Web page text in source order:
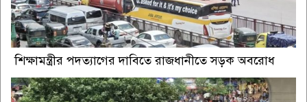
শিক্ষামন্ত্রীর পদত্যাগের দাবিতে রাজধানীতে সড়ক অবরোধ